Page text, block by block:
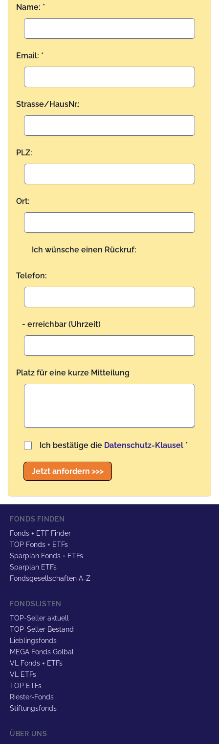
Name: *
Email: *
Strasse/HausNr.:
PLZ:
Ort:
Ich wünsche einen Rückruf:
Telefon:
- erreichbar (Uhrzeit)
Platz für eine kurze Mitteilung
Benutzername
Ich bestätige die Datenschutz-Klausel *
Jetzt anfordern >>>
FONDS FINDEN
Fonds + ETF Finder
TOP Fonds + ETFs
Sparplan Fonds + ETFs
Sparplan ETFs
Fondsgesellschaften A-Z
FONDSLISTEN
TOP-Seller aktuell
TOP-Seller Bestand
Lieblingsfonds
MEGA Fonds Golbal
VL Fonds + ETFs
VL ETFs
TOP ETFs
Riester-Fonds
Stiftungsfonds
ÜBER UNS